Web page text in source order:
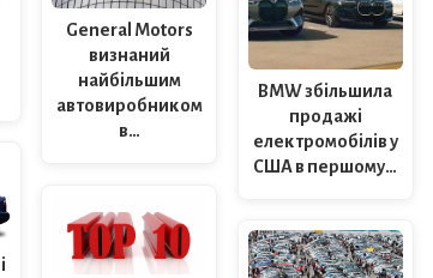
General Motors
визнаний
найбільшим
автовиробником
в…
BMW збільшила
продажі
електромобілів у
США в першому…